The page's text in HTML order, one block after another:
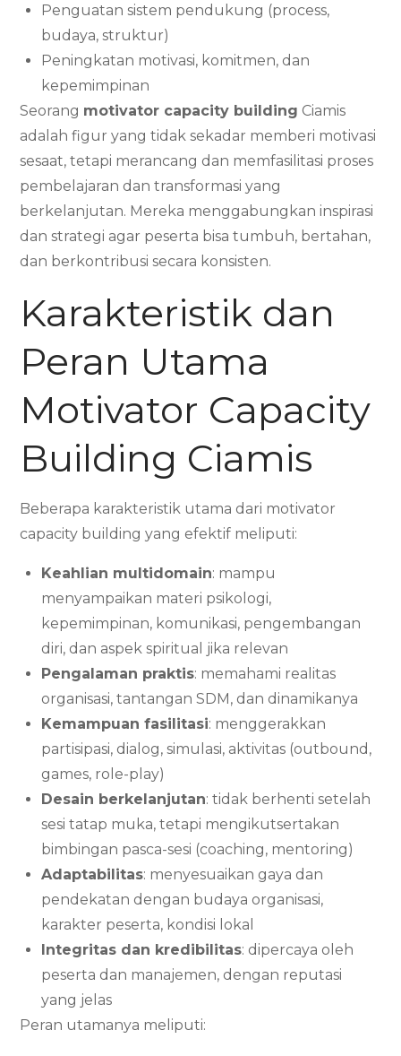
Penguatan sistem pendukung (process,
budaya, struktur)
Peningkatan motivasi, komitmen, dan
kepemimpinan
Seorang motivator capacity building Ciamis
adalah figur yang tidak sekadar memberi motivasi
sesaat, tetapi merancang dan memfasilitasi proses
pembelajaran dan transformasi yang
berkelanjutan. Mereka menggabungkan inspirasi
dan strategi agar peserta bisa tumbuh, bertahan,
dan berkontribusi secara konsisten.
Karakteristik dan
Peran Utama
Motivator Capacity
Building Ciamis
Beberapa karakteristik utama dari motivator
capacity building yang efektif meliputi:
Keahlian multidomain: mampu
menyampaikan materi psikologi,
kepemimpinan, komunikasi, pengembangan
diri, dan aspek spiritual jika relevan
Pengalaman praktis: memahami realitas
organisasi, tantangan SDM, dan dinamikanya
Kemampuan fasilitasi: menggerakkan
partisipasi, dialog, simulasi, aktivitas (outbound,
games, role-play)
Desain berkelanjutan: tidak berhenti setelah
sesi tatap muka, tetapi mengikutsertakan
bimbingan pasca-sesi (coaching, mentoring)
Adaptabilitas: menyesuaikan gaya dan
pendekatan dengan budaya organisasi,
karakter peserta, kondisi lokal
Integritas dan kredibilitas: dipercaya oleh
peserta dan manajemen, dengan reputasi
yang jelas
Peran utamanya meliputi: